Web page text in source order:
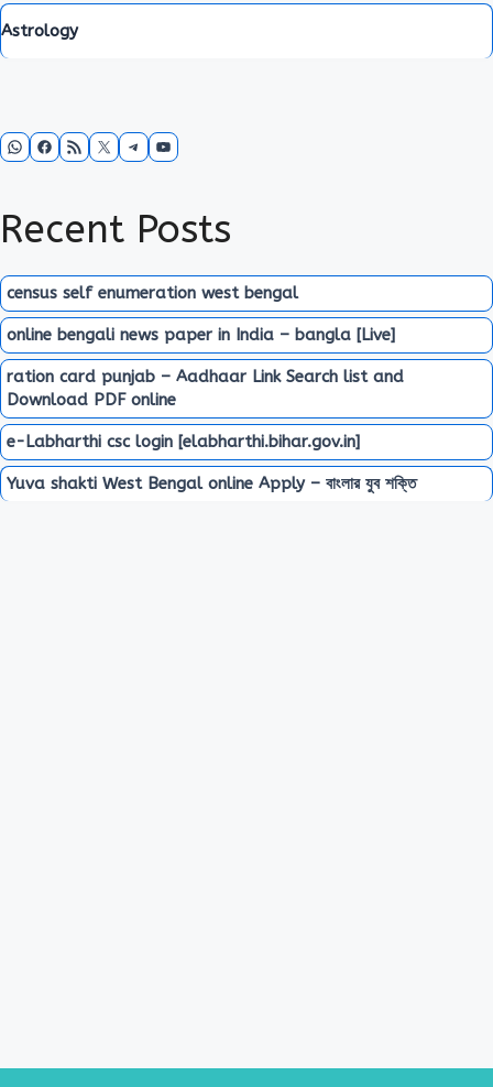
Astrology
WhatsApp
Facebook
RSS FeedX Telegram
YouTube
Recent Posts
census self enumeration west bengal
online bengali news paper in India – bangla [Live]
ration card punjab – Aadhaar Link Search list and
Download PDF online
e-Labharthi csc login [elabharthi.bihar.gov.in]
Yuva shakti West Bengal online Apply – বাংলার যুব শক্তি